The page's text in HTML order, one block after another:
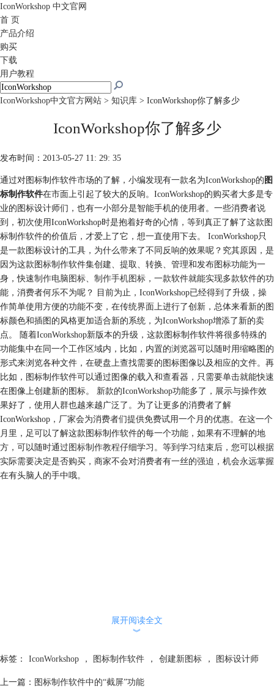
IconWorkshop 中文官网
首 页
产品介绍
购买
下载
用户教程
IconWorkshop中文官方网站 > 知识库 > IconWorkshop你了解多少
IconWorkshop你了解多少
发布时间：2013-05-27 11: 29: 35
通过对图标制作软件市场的了解，小编发现有一款名为IconWorkshop的图
标制作软件在市面上引起了较大的反响。IconWorkshop的购买者大多是专
业的图标设计师们，也有一小部分是智能手机的使用者。一些消费者说
到，初次使用IconWorkshop时是抱着好奇的心情，等到真正了解了这款图
标制作软件的价值后，才爱上了它，想一直使用下去。 IconWorkshop只
是一款图标设计的工具，为什么带来了不同反响的效果呢？究其原因，是
因为这款图标制作软件集创建、提取、转换、管理和发布图标功能为一
身，快速制作电脑图标、 制作手机图标 ，一款软件就能实现多款软件的功
能，消费者何乐不为呢？ 目前为止，IconWorkshop已经得到了升级，操
作简单使用方便的功能不变，在传统界面上进行了创新，总体来看新的图
标颜色和插图的风格更加适合新的系统，为IconWorkshop增添了新的卖
点。 随着IconWorkshop新版本的升级，这款图标制作软件将很多特殊的
功能集中在同一个工作区域内，比如，内置的浏览器可以随时用缩略图的
形式来浏览各种文件，在硬盘上查找需要的图标图像以及相应的文件。再
比如，图标制作软件可以通过图像的载入和查看器，只需要单击就能快速
在图像上创建新的图标。 新款的IconWorkshop功能多了，展示与操作效
果好了，使用人群也越来越广泛了。为了让更多的消费者了解
IconWorkshop，厂家会为消费者们提供免费试用一个月的优惠。在这一个
月里，足可以了解这款图标制作软件的每一个功能，如果有不理解的地
方，可以随时通过图标制作教程仔细学习。等到学习结束后，您可以根据
实际需要决定是否购买，商家不会对消费者有一丝的强迫，机会永远掌握
在有头脑人的手中哦。
展开阅读全文
︾
标签： IconWorkshop ， 图标制作软件 ， 创建新图标 ， 图标设计师
上一篇： 图标制作软件中的“截屏”功能